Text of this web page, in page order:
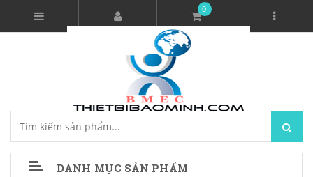
0
DANH MỤC SẢN PHẨM